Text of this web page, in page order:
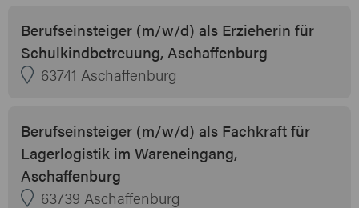
Berufseinsteiger (m/w/d) als Erzieherin für
Schulkindbetreuung, Aschaffenburg
63741 Aschaffenburg
Berufseinsteiger (m/w/d) als Fachkraft für
Lagerlogistik im Wareneingang,
Aschaffenburg
63739 Aschaffenburg